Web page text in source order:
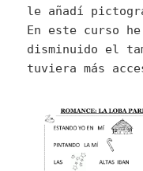
le añadí
En este curso
disminuido el
tuviera más